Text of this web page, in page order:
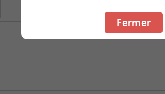
Fermer